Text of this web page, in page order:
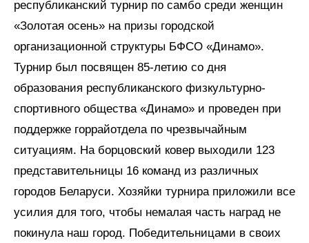
республиканский турнир по самбо среди женщин
«Золотая осень» на призы городской
организационной структуры БФСО «Динамо».
Турнир был посвящен 85-летию со дня
образования республиканского физкультурно-
спортивного общества «Динамо» и проведен при
поддержке горрайотдела по чрезвычайным
ситуациям. На борцовский ковер выходили 123
представительницы 16 команд из различных
городов Беларуси. Хозяйки турнира приложили все
усилия для того, чтобы немалая часть наград не
покинула наш город. Победительницами в своих